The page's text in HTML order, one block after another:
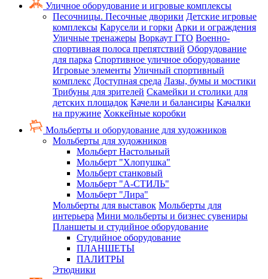
Уличное оборудование и игровые комплексы
Песочницы. Песочные дворики Детские игровые
комплексы Карусели и горки Арки и ограждения
Уличные тренажеры Воркаут ГТО Военно-
спортивная полоса препятствий Оборудование
для парка Спортивное уличное оборудование
Игровые элементы Уличный спортивный
комплекс Доступная среда Лазы, бумы и мостики
Трибуны для зрителей Скамейки и столики для
детских площадок Качели и балансиры Качалки
на пружине Хоккейные коробки
Мольберты и оборудование для художников
Мольберты для художников
Мольберт Настольный
Мольберт "Хлопушка"
Мольберт станковый
Мольберт "А-СТИЛЬ"
Мольберт "Лира"
Мольберты для выставок Мольберты для
интерьера Мини мольберты и бизнес сувениры
Планшеты и студийное оборудование
Студийное оборудование
ПЛАНШЕТЫ
ПАЛИТРЫ
Этюдники